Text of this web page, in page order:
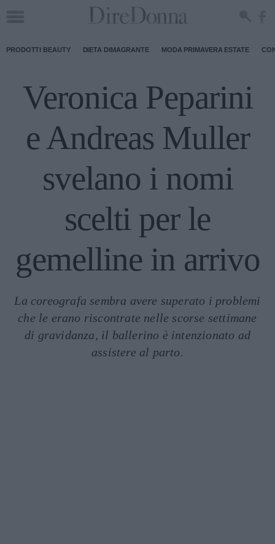
PRODOTTI BEAUTY DIETA DIMAGRANTE MODA PRIMAVERA ESTATE
Veronica Peparini
e Andreas Muller
svelano i nomi
scelti per le
gemelline in arrivo
La coreografa sembra avere superato i problemi
che le erano riscontrate nelle scorse settimane
di gravidanza, il ballerino è intenzionato ad
assistere al parto.